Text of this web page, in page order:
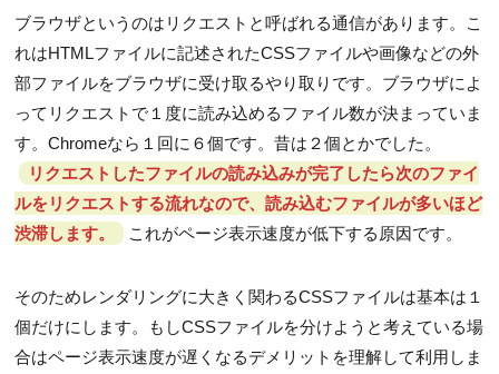
ブラウザというのはリクエストと呼ばれる通信があります。こ
れはHTMLファイルに記述されたCSSファイルや画像などの外
部ファイルをブラウザに受け取るやり取りです。ブラウザによ
ってリクエストで１度に読み込めるファイル数が決まっていま
す。Chromeなら１回に６個です。昔は２個とかでした。
リクエストしたファイルの読み込みが完了したら次のファイ
ルをリクエストする流れなので、読み込むファイルが多いほど
渋滞します。
これがページ表示速度が低下する原因です。
そのためレンダリングに大きく関わるCSSファイルは基本は１
個だけにします。もしCSSファイルを分けようと考えている場
合はページ表示速度が遅くなるデメリットを理解して利用しま